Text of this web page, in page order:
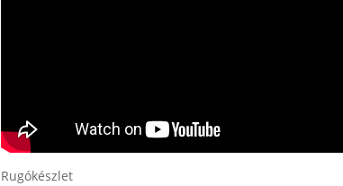
Rugókészlet